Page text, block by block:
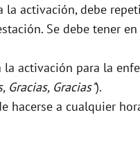
la activación, debe
Se debe tener
la activación para la
Gracias, Gracias").
hacerse a cualquier